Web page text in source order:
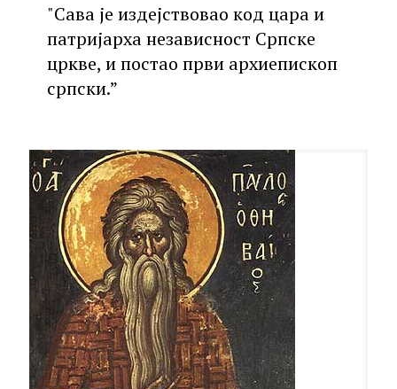
"Сава је издејствовао код цара и
патријарха независност Српске
цркве, и постао први архиепископ
српски.”